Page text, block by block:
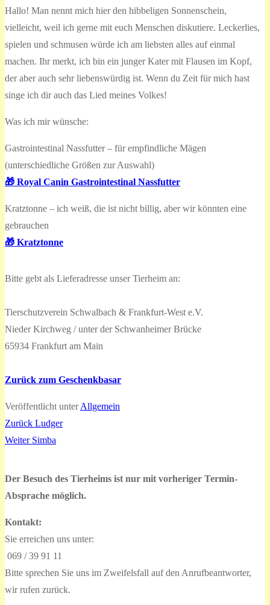
Hallo! Man nennt mich hier den hibbeligen Sonnenschein,
vielleicht, weil ich gerne mit euch Menschen diskutiere. Leckerlies,
spielen und schmusen würde ich am liebsten alles auf einmal
machen. Ihr merkt, ich bin ein junger Kater mit Flausen im Kopf,
der aber auch sehr liebenswürdig ist. Wenn du Zeit für mich hast
singe ich dir auch das Lied meines Volkes!
Was ich mir wünsche:
Gastrointestinal Nassfutter – für empfindliche Mägen
(unterschiedliche Größen zur Auswahl)
🎁 Royal Canin Gastrointestinal Nassfutter
Kratztonne – ich weiß, die ist nicht billig, aber wir könnten eine
gebrauchen
🎁 Kratztonne
Bitte gebt als Lieferadresse unser Tierheim an:
Tierschutzverein Schwalbach & Frankfurt-West e.V.
Nieder Kirchweg / unter der Schwanheimer Brücke
65934 Frankfurt am Main
Zurück zum Geschenkbasar
Veröffentlicht unterAllgemein
Beitragsnavigation
Zurück Vorheriger
Beitrag:
Ludger
Weiter Nächster
Simba
Der Besuch des Tierheims ist nur mit vorheriger Termin-
Absprache möglich.
Kontakt:
Sie erreichen uns unter:
069 / 39 91 11
Bitte sprechen Sie uns im Zweifelsfall auf den Anrufbeantworter,
wir rufen zurück.